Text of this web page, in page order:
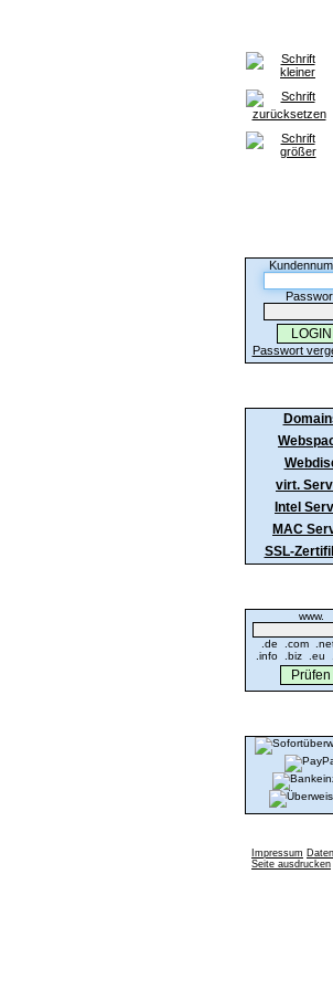
Passwort
virt.
Intel
MAC
SSL-
www.
.de .com
.info .biz .eu
Impressum
Seite ausdrucken